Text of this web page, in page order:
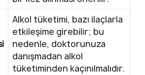
Alkol tüketimi, bazı ilaçlarla
etkileşime girebilir; bu
nedenle, doktorunuza
danışmadan alkol
tüketiminden kaçınılmalıdır.